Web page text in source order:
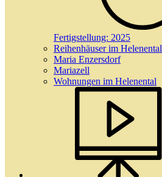
Fertigstellung: 2025
Reihenhäuser im Helenental
Maria Enzersdorf
Mariazell
Wohnungen im Helenental